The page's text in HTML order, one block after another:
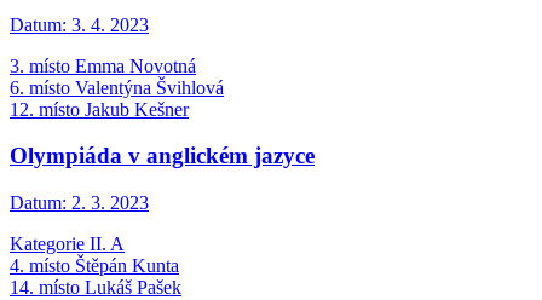
Datum: 3. 4. 2023
3. místo Emma Novotná
6. místo Valentýna Švihlová
12. místo Jakub Kešner
Olympiáda v anglickém jazyce
Datum: 2. 3. 2023
Kategorie II. A
4. místo Štěpán Kunta
14. místo Lukáš Pašek